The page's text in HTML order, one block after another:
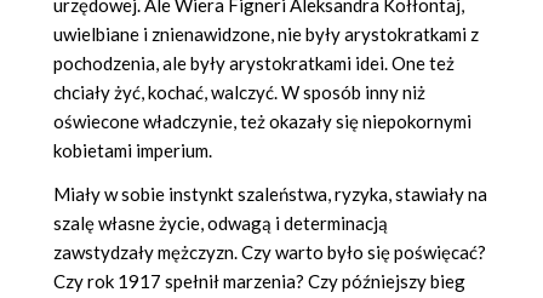
urzędowej. Ale Wiera Figneri Aleksandra Kołłontaj,
uwielbiane i znienawidzone, nie były arystokratkami z
pochodzenia, ale były arystokratkami idei. One też
chciały żyć, kochać, walczyć. W sposób inny niż
oświecone władczynie, też okazały się niepokornymi
kobietami imperium.
Miały w sobie instynkt szaleństwa, ryzyka, stawiały na
szalę własne życie, odwagą i determinacją
zawstydzały mężczyzn. Czy warto było się poświęcać?
Czy rok 1917 spełnił marzenia? Czy późniejszy bieg